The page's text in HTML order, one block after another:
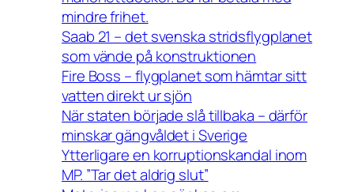
mindre frihet.
Saab 21 – det svenska stridsflygplanet
som vände på konstruktionen
Fire Boss – flygplanet som hämtar sitt
vatten direkt ur sjön
När staten började slå tillbaka – därför
minskar gängvåldet i Sverige
Ytterligare en korruptionskandal inom
MP. ”Tar det aldrig slut”